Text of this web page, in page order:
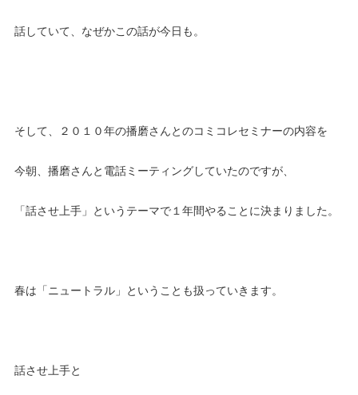
話していて、なぜかこの話が今日も。
そして、２０１０年の播磨さんとのコミコレセミナーの内容を
今朝、播磨さんと電話ミーティングしていたのですが、
「話させ上手」というテーマで１年間やることに決まりました。
春は「ニュートラル」ということも扱っていきます。
話させ上手と